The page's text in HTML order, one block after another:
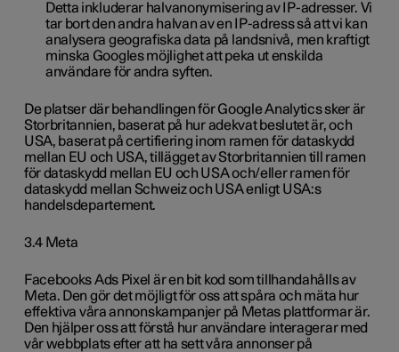
Detta inkluderar halvanonymisering av IP-adresser. Vi
tar bort den andra halvan av en IP-adress så att vi kan
analysera geografiska data på landsnivå, men kraftigt
minska Googles möjlighet att peka ut enskilda
användare för andra syften.
De platser där behandlingen för Google Analytics sker är
Storbritannien, baserat på hur adekvat beslutet är, och
USA, baserat på certifiering inom ramen för dataskydd
mellan EU och USA, tillägget av Storbritannien till ramen
för dataskydd mellan EU och USA och/eller ramen för
dataskydd mellan Schweiz och USA enligt USA:s
handelsdepartement.
3.4 Meta
Facebooks Ads Pixel är en bit kod som tillhandahålls av
Meta. Den gör det möjligt för oss att spåra och mäta hur
effektiva våra annonskampanjer på Metas plattformar är.
Den hjälper oss att förstå hur användare interagerar med
vår webbplats efter att ha sett våra annonser på